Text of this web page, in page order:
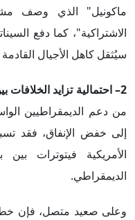
ماكونيل" الذي وصف
الاشتراكية"، كما دفع
سيُثقل كاهل الأجيال
2– احتمالية تزايد الخلافات بين "بايدن" والديمقراطيين:
من دعم الديمقراطيين
إلى خفض الإنفاق، فقد
الأمريكية فيتوترات
الديمقراطي.
وعلى صعيد متصل، فإن